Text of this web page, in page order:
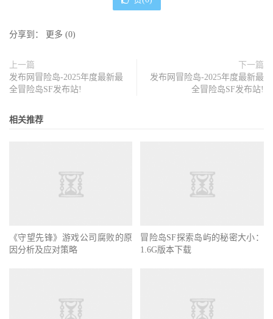
分享到： 更多 (0)
上一篇
发布网冒险岛-2025年度最新最
全冒险岛SF发布站!
下一篇
发布网冒险岛-2025年度最新最
全冒险岛SF发布站!
相关推荐
《守望先锋》游戏公司腐败的原
因分析及应对策略
冒险岛SF探索岛屿的秘密大小：
1.6G版本下载